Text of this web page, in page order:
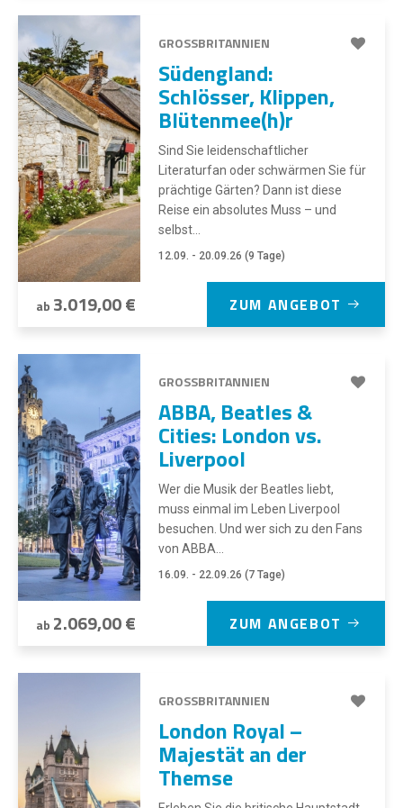
GROSSBRITANNIEN
Südengland:
Schlösser, Klippen,
Blütenmee(h)r
Sind Sie leidenschaftlicher
Literaturfan oder schwärmen Sie für
prächtige Gärten? Dann ist diese
Reise ein absolutes Muss – und
selbst...
12.09. - 20.09.26 (9 Tage)
ab 3.019,00 € ZUM ANGEBOT
GROSSBRITANNIEN
ABBA, Beatles &
Cities: London vs.
Liverpool
Wer die Musik der Beatles liebt,
muss einmal im Leben Liverpool
besuchen. Und wer sich zu den Fans
von ABBA...
16.09. - 22.09.26 (7 Tage)
ab 2.069,00 € ZUM ANGEBOT
GROSSBRITANNIEN
London Royal –
Majestät an der
Themse